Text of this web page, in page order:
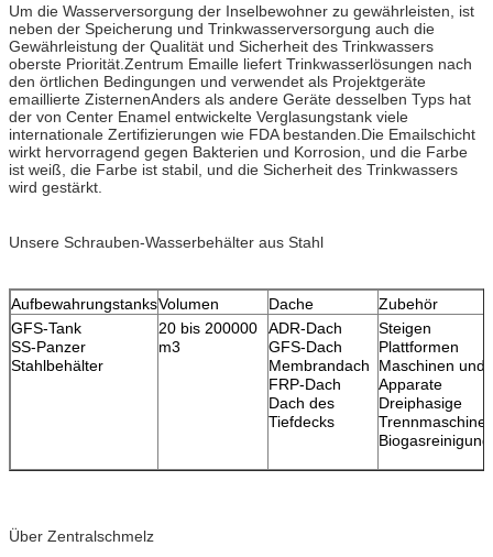
Um die Wasserversorgung der Inselbewohner zu gewährleisten, ist
neben der Speicherung und Trinkwasserversorgung auch die
Gewährleistung der Qualität und Sicherheit des Trinkwassers
oberste Priorität.Zentrum Emaille liefert Trinkwasserlösungen nach
den örtlichen Bedingungen und verwendet als Projektgeräte
emaillierte ZisternenAnders als andere Geräte desselben Typs hat
der von Center Enamel entwickelte Verglasungstank viele
internationale Zertifizierungen wie FDA bestanden.Die Emailschicht
wirkt hervorragend gegen Bakterien und Korrosion, und die Farbe
ist weiß, die Farbe ist stabil, und die Sicherheit des Trinkwassers
wird gestärkt.
Unsere Schrauben-Wasserbehälter aus Stahl
AufbewahrungstanksVolumen Dache
Zubehör
GFS-Tank
SS-Panzer
Stahlbehälter
20 bis 200000
m3
ADR-Dach
GFS-Dach
Membrandach
FRP-Dach
Dach des
Tiefdecks
Steigen
Plattformen
Maschinen und
Apparate
Dreiphasige
Trennmaschine
Über Zentralschmelz